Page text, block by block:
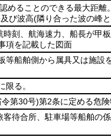
めることのできる最大距離
及び波高(隣り合った波の峰
時刻、航海速力、船長が甲
項を記載した図面
等船舶側から属具又は施設
る。
第30号)第2条に定める危険
客待合所、駐車場等船舶の